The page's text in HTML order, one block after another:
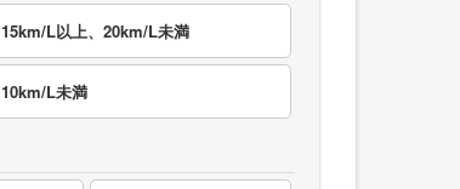
15km/L以上、20km/L未満
10km/L未満